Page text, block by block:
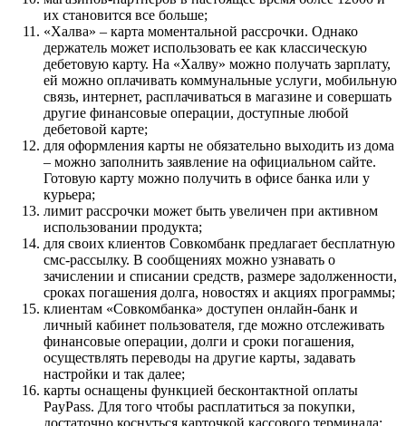
их становится все больше;
«Халва» – карта моментальной рассрочки. Однако
держатель может использовать ее как классическую
дебетовую карту. На «Халву» можно получать зарплату,
ей можно оплачивать коммунальные услуги, мобильную
связь, интернет, расплачиваться в магазине и совершать
другие финансовые операции, доступные любой
дебетовой карте;
для оформления карты не обязательно выходить из дома
– можно заполнить заявление на официальном сайте.
Готовую карту можно получить в офисе банка или у
курьера;
лимит рассрочки может быть увеличен при активном
использовании продукта;
для своих клиентов Совкомбанк предлагает бесплатную
смс-рассылку. В сообщениях можно узнавать о
зачислении и списании средств, размере задолженности,
сроках погашения долга, новостях и акциях программы;
клиентам «Совкомбанка» доступен онлайн-банк и
личный кабинет пользователя, где можно отслеживать
финансовые операции, долги и сроки погашения,
осуществлять переводы на другие карты, задавать
настройки и так далее;
карты оснащены функцией бесконтактной оплаты
PayPass. Для того чтобы расплатиться за покупки,
достаточно коснуться карточкой кассового терминала;